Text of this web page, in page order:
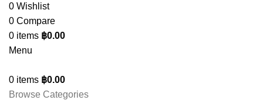
0 Wishlist
0 Compare
0 items ฿0.00
Menu
0 items ฿0.00
Browse Categories